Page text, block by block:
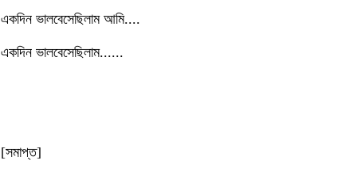
একদিন ভালবেসেছিলাম আমি....
একদিন ভালবেসেছিলাম......
[সমাপ্ত]